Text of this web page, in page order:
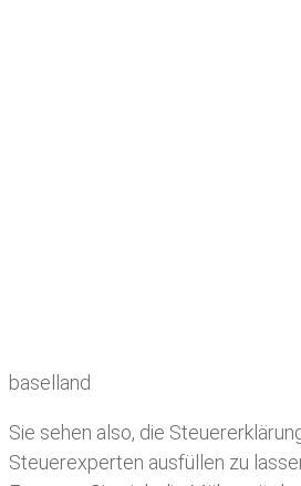
baselland
Sie sehen also, die
Steuerexperten ausfüllen zu